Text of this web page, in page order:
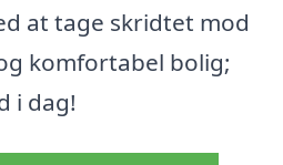
at tage skridtet mod
komfortabel bolig;
i dag!